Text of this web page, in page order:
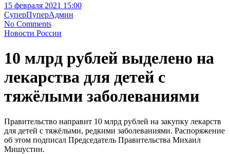
15 февраля 2021 15:00
СуперПуперАдмин
No Comments
Новости России
10 млрд рублей выделено на
лекарства для детей с
тяжёлыми заболеваниями
Правительство направит 10 млрд рублей на закупку лекарств
для детей с тяжёлыми, редкими заболеваниями. Распоряжение
об этом подписал Председатель Правительства Михаил
Мишустин.